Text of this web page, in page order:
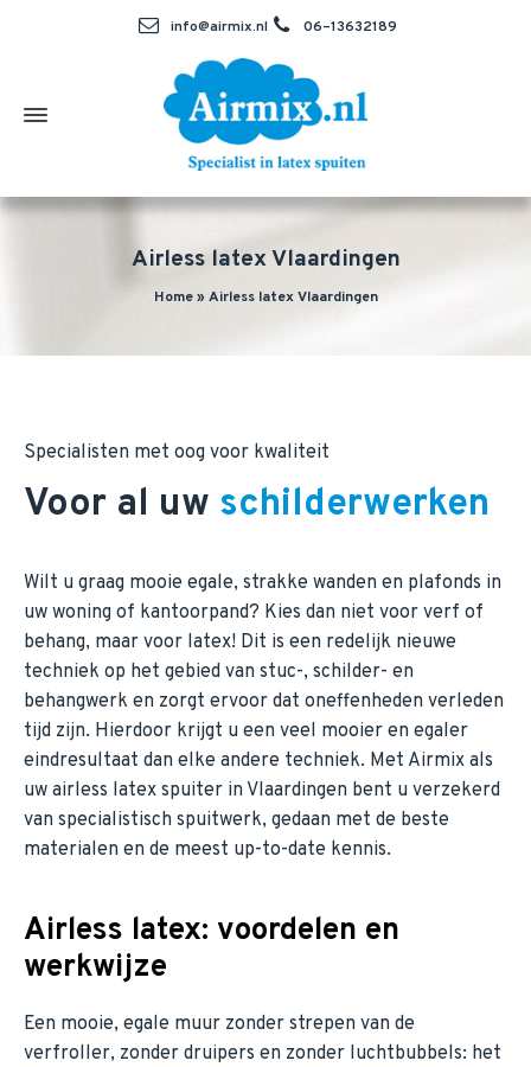
info@airmix.nl 06–13632189
Airless latex Vlaardingen
Home» Airless latex Vlaardingen
Specialisten met oog voor kwaliteit
Voor al uw schilderwerken
Wilt u graag mooie egale, strakke wanden en plafonds in
uw woning of kantoorpand? Kies dan niet voor verf of
behang, maar voor latex! Dit is een redelijk nieuwe
techniek op het gebied van stuc-, schilder- en
behangwerk en zorgt ervoor dat oneffenheden verleden
tijd zijn. Hierdoor krijgt u een veel mooier en egaler
eindresultaat dan elke andere techniek. Met Airmix als
uw airless latex spuiter in Vlaardingen bent u verzekerd
van specialistisch spuitwerk, gedaan met de beste
materialen en de meest up-to-date kennis.
Airless latex: voordelen en
werkwijze
Een mooie, egale muur zonder strepen van de
verfroller, zonder druipers en zonder luchtbubbels: het